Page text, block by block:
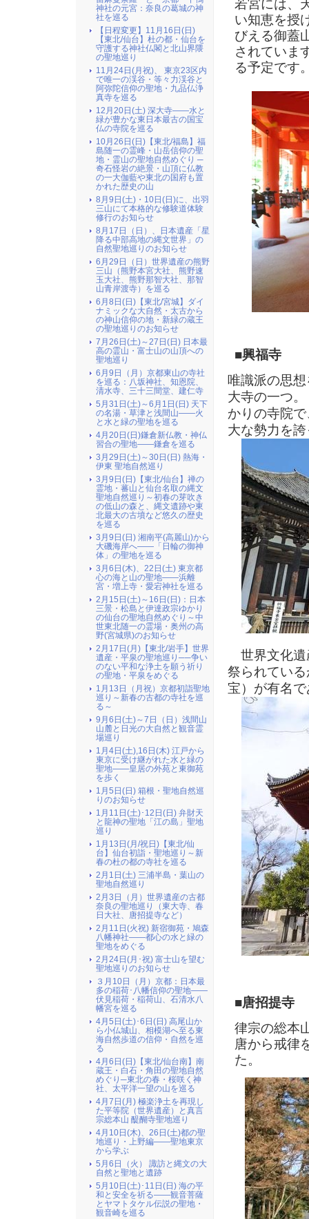
若宮には、
い知恵を授
びえる御蓋
されていま
る予定です
■興福寺
唯識派の思
大寺の一つ
かりの寺院
大な勢力を
世界文化遺
祭られてい
宝）が有名
■唐招提寺
律宗の総本
唐から戒律
た。
神社の元宮：奈良の葛城の神
社を巡る
【日程変更】11月16日(日)
【東北/仙台】杜の都・仙台を
守護する神社仏閣と北山界隈
の聖地巡り
11月24日(月祝)、 東京23区内
で唯一の渓谷・等々力渓谷と
阿弥陀信仰の聖地・九品仏浄
真寺を巡る
12月20日(土) 深大寺――水と
緑が豊かな東日本最古の国宝
仏の寺院を巡る
10月26日(日)【東北/福島】福
島随一の霊峰・山岳信仰の聖
地・霊山の聖地自然めぐり ─
奇石怪岩の絶景・山頂に仏教
の一大伽藍や東北の国府も置
かれた歴史の山
8月9日(土)・10日(日)に、出羽
三山にて本格的な修験道体験
修行のお知らせ
8月17日（日）、日本遺産「星
降る中部高地の縄文世界」の
自然聖地巡りのお知らせ
6月29日（日）世界遺産の熊野
三山（熊野本宮大社、熊野速
玉大社、熊野那智大社、那智
山青岸渡寺）を巡る
6月8日(日)【東北/宮城】ダイ
ナミックな大自然・太古から
の神山信仰の地・新緑の蔵王
の聖地巡りのお知らせ
7月26日(土)～27日(日) 日本最
高の霊山・富士山の山頂への
聖地巡り
6月9日（月）京都東山の寺社
を巡る：八坂神社、知恩院、
清水寺、三十三間堂、建仁寺
5月31日(土)～6月1日(日) 天下
の名湯・草津と浅間山――火
と水と緑の聖地を巡る
4月20日(日)鎌倉新仏教・神仏
習合の聖地――鎌倉を巡る
3月29日(土)～30日(日) 熱海・
伊東 聖地自然巡り
3月9日(日)【東北/仙台】禅の
霊地・蕃山と仙台名取の縄文
聖地自然巡り～初春の芽吹き
の低山の森と、縄文遺跡や東
北最大の古墳など悠久の歴史
を巡る
3月9日(日) 湘南平(高麗山)から
大磯海岸へ――「日輪の御神
体」の聖地を巡る
3月6日(木)、22日(土) 東京都
心の海と山の聖地――浜離
宮・増上寺・愛宕神社を巡る
2月15日(土)～16日(日)：日本
三景・松島と伊達政宗ゆかり
の仙台の聖地自然めぐり～中
世東北随一の霊場・奥州の高
野(宮城県)のお知らせ
2月17日(月)【東北/岩手】世界
遺産・平泉の聖地巡り──争い
のない平和な浄土を願う祈り
の聖地・平泉をめぐる
1月13日（月祝）京都初詣聖地
巡り～新春の古都の寺社を巡
る～
9月6日(土)～7日（日）浅間山
山麓と日光の大自然と観音霊
場巡り
1月4日(土),16日(木) 江戸から
東京に受け継がれた水と緑の
聖地――皇居の外苑と東御苑
を歩く
1月5日(日) 箱根・聖地自然巡
りのお知らせ
1月11日(土)･12日(日) 弁財天
と龍神の聖地「江の島」聖地
巡り
1月13日(月/祝日)【東北/仙
台】仙台初詣・聖地巡り～新
春の杜の都の寺社を巡る
2月1日(土) 三浦半島・葉山の
聖地自然巡り
2月3日（月）世界遺産の古都
奈良の聖地巡り（東大寺、春
日大社、唐招提寺など）
2月11日(火祝) 新宿御苑・鳩森
八幡神社――都心の水と緑の
聖地をめぐる
2月24日(月･祝) 富士山を望む
聖地巡りのお知らせ
３月10日（月）京都：日本最
多の稲荷･八幡信仰の聖地――
伏見稲荷・稲荷山、石清水八
幡宮を巡る
4月5日(土)･6日(日) 高尾山か
ら小仏城山、相模湖へ至る東
海自然歩道の信仰・自然を巡
る
4月6日(日)【東北/仙台南】南
蔵王・白石・角田の聖地自然
めぐり─東北の春・桜咲く神
社、太平洋一望の山を巡る
4月7日(月) 極楽浄土を再現し
た平等院（世界遺産）と真言
宗総本山 醍醐寺聖地巡り
4月10日(木)、26日(土)都の聖
地巡り・上野編――聖地東京
から学ぶ
5月6日（火） 諏訪と縄文の大
自然と聖地と遺跡
5月10日(土)･11日(日) 海の平
和と安全を祈る――観音菩薩
とヤマトタケル伝説の聖地・
観音崎を巡る